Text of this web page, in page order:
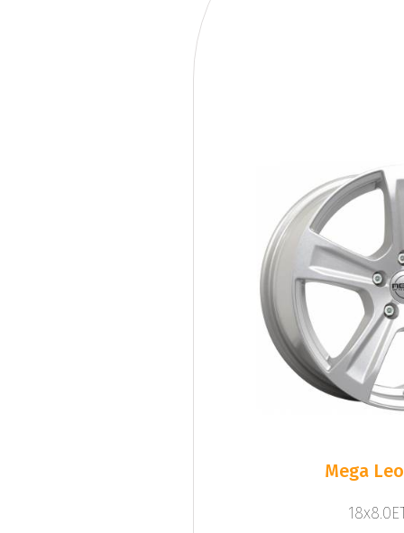
Mega